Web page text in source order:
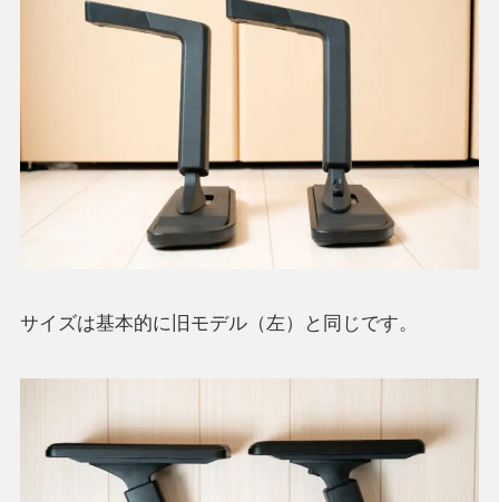
サイズは基本的に旧モデル（左）と同じです。